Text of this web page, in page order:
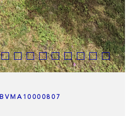
BVMA10000807